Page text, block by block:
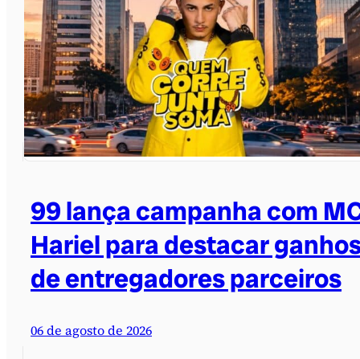
99 lança campanha com
Hariel para destacar
de entregadores parceiros
06 de agosto de 2026